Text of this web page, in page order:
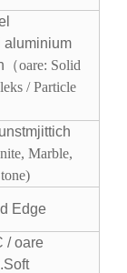
aluminium
（oare: Solid
/ Particle
Marble,
Edge
/ oare